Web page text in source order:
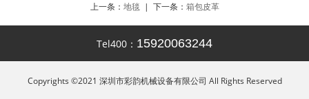
上一条： 地毯| 下一条： 箱包皮革
Tel400： 15920063244
Copyrights ©2021 深圳市彩韵机械设备有限公司 All Rights Reserved